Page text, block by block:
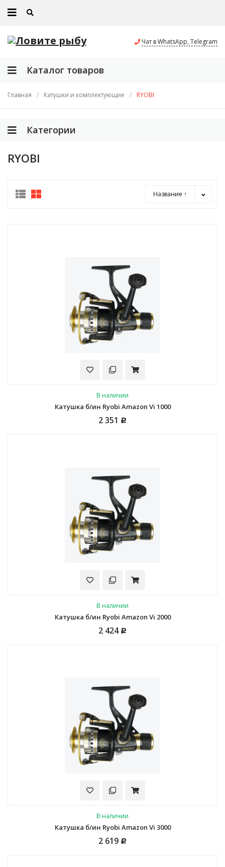
Чат в WhatsApp, Telegram
Каталог товаров
Главная / Катушки и комплектующие / RYOBI
Категории
RYOBI
Название ↑
В наличии
Катушка б/ин Ryobi Amazon Vi 1000
2 351 Р
В наличии
Катушка б/ин Ryobi Amazon Vi 2000
2 424 Р
В наличии
Катушка б/ин Ryobi Amazon Vi 3000
2 619 Р